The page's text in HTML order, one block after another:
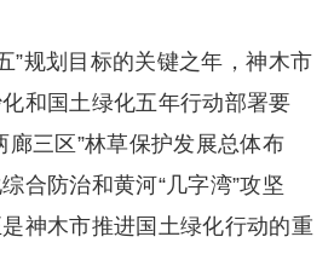
”规划目标的关键之年，神木市
和国土绿化五年行动部署要
廊三区”林草保护发展总体布
合防治和黄河“几字湾”攻坚
神木市推进国土绿化行动的重